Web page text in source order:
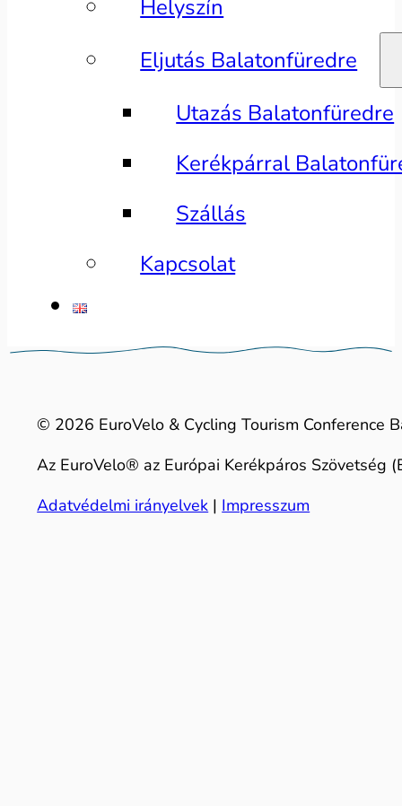
Helyszín
Eljutás Balatonfüredre
Utazás Balatonfüredre
Kerékpárral
Szállás
Kapcsolat
© 2026 EuroVelo & Cycling Tourism Conference
Az EuroVelo® az Európai Kerékpáros Szövetség
Adatvédelmi irányelvek | Impresszum